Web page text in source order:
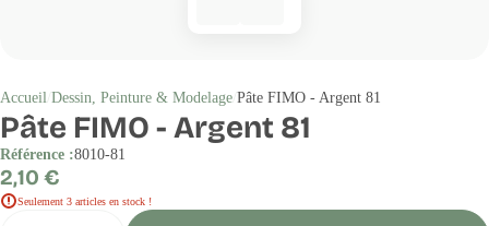
Accueil Dessin, Peinture & Modelage Pâte FIMO - Argent 81
Pâte FIMO - Argent 81
Référence :8010-81
Prix
régulier
2,10 €
Seulement 3 articles en stock !